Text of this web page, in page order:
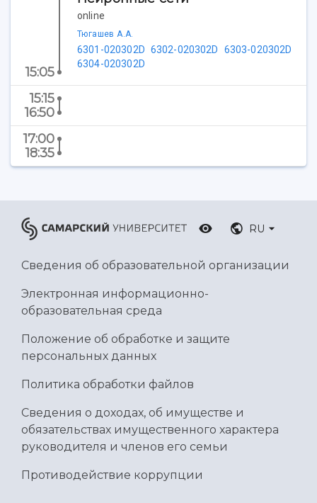
Ботанический сад
Умный дом бабочек
Международный межвузовский кампус
Сведения об образовательной организации
Официальные документы
15:05
online
Тюгашев А.А.
6301-020302D 6302-020302D
6303-020302D
6304-020302D
15:15
16:50
17:00
18:35
RU
Сведения об образовательной организации
Электронная информационно-
образовательная среда
Положение об обработке и защите
персональных данных
Политика обработки файлов
Сведения о доходах, об имуществе и
обязательствах имущественного характера
руководителя и членов его семьи
Противодействие коррупции